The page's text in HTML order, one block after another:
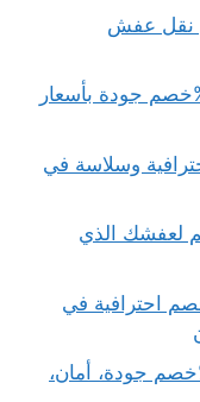
بـ35%خصم نقل عفش
شركة نقل عفش بمكة بـ35%خصم جودة بأسعار
بـ35%خصم احترافية وسلاسة في
بمكة بـ35%خصم لعفشك الذي
مكة للطائف بـ35%خصم احترافية في
شركه نقل عفش بمكه بـ35%خصم جودة، أمان،